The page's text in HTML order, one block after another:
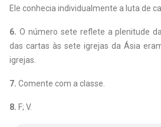
Ele conhecia individualmente a luta de
6. O número sete reflete a plenitude
das cartas às sete igrejas da Ásia
igrejas.
7. Comente com a classe.
8. F; V.